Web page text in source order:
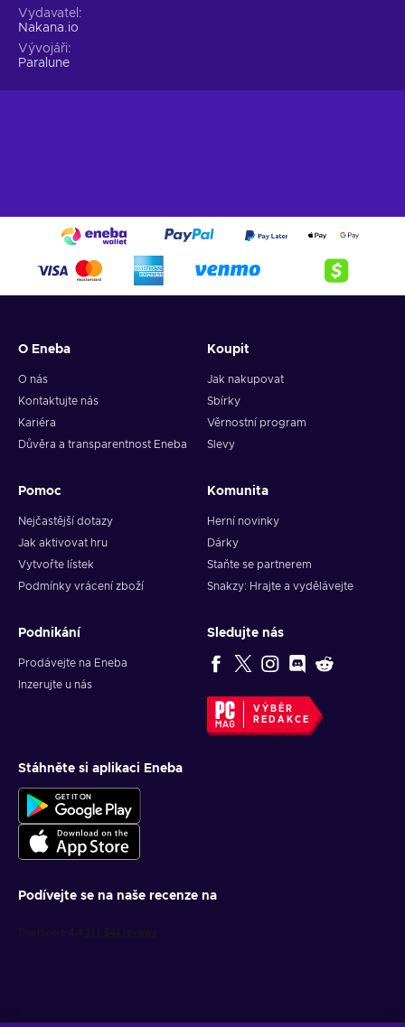
Vydavatel
Nakana.io
Vývojáři
Paralune
O Eneba
O nás
Kontaktujte nás
Kariéra
Důvěra a transparentnost Eneba
Koupit
Jak nakupovat
Sbírky
Věrnostní program
Slevy
Pomoc
Nejčastější dotazy
Jak aktivovat hru
Vytvořte lístek
Podmínky vrácení zboží
Komunita
Herní novinky
Dárky
Staňte se partnerem
Snakzy: Hrajte a vydělávejte
Podnikání
Prodávejte na Eneba
Inzerujte u nás
Sledujte nás
VÝBĚR
REDAKCE
Stáhněte si aplikaci Eneba
Podívejte se na naše recenze na